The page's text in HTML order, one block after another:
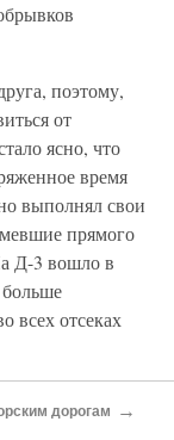
поэтому,
от
ясно, что
время
выполнял свои
прямого
Д-3 вошло в
всех отсеках
листок. На
дорогам →